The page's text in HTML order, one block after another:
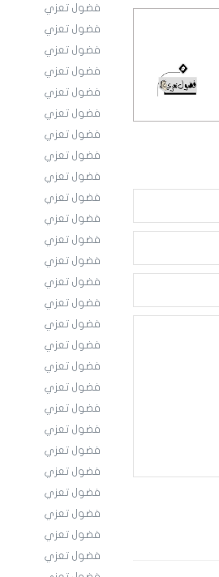
فضول تعزي
فضول تعزي
فضول تعزي
فضول تعزي
فضول تعزي
فضول تعزي
فضول تعزي
فضول تعزي
فضول تعزي
فضول تعزي
فضول تعزي
فضول تعزي
فضول تعزي
فضول تعزي
فضول تعزي
فضول تعزي
فضول تعزي
فضول تعزي
فضول تعزي
فضول تعزي
فضول تعزي
فضول تعزي
فضول تعزي
فضول تعزي
فضول تعزي
فضول تعزي
فضول تعزي